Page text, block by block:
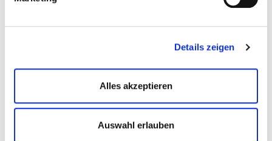
Details zeigen
Alles akzeptieren
Auswahl erlauben
höchsten Ebene geboten und zur Halbzeit stand es dann
auch noch 15:15. Zu dieser Zeit hätte wahrscheinlich jede
Pulsuhr den Notruf aktiviert, war die Herzfrequenz der
Spieler sicher im roten Bereich. Zeilhard durfte in der
zweiten Hälfte mit eigenem Ball aufschlagen und war
somit vielleicht auf dem Papier leicht im Vorteil. In den
nächsten sieben Minuten folgte ein Schlagabtausch der
Extraklasse beider Mannschaften. Die letzten drei